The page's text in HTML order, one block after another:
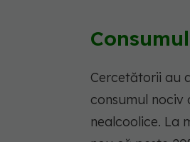
Cercetătorii au
consumul nociv
nealcoolice. La